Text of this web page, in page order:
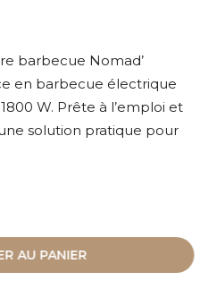
barbecue Nomad’
en barbecue électrique
W. Prête à l’emploi et
solution pratique pour
PANIER